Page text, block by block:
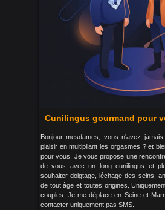
Cunilingus gourmand pour
Bonjour mesdames, vous n'avez
plaisir en multipliant les orgasmes ? et
pour vous. Je vous propose une
de vous avec un long cunilingus et
souhaiter doigtage, léchage des seins,
de tout âge et toutes origines.
couples. Je me déplace en Seine-et-
contacter uniquement pas SMS.